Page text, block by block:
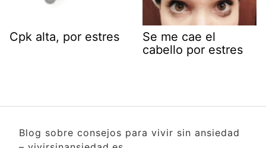
Cpk alta, por estres
Se me cae el
cabello por estres
Blog sobre consejos para vivir sin ansiedad